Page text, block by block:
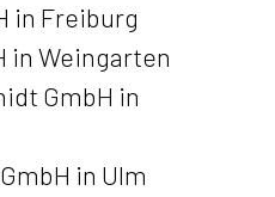
in Freiburg
in Weingarten
GmbH in
in Ulm